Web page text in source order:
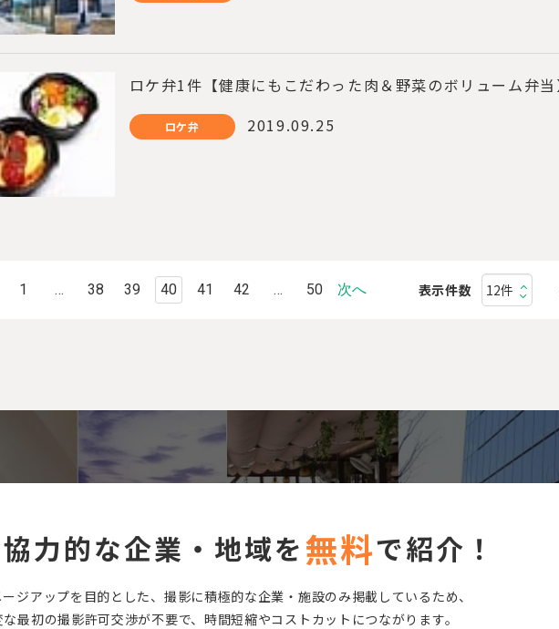
ロケ弁1件【健康にもこだわった肉＆野菜のボリューム弁
ロケ弁 2019.09.25
1 … 38 39 40 41 42 … 50 次へ 表示件数
力的な企業・地域を無料で紹介！
ジアップを目的とした、撮影に積極的な企業・施設のみ掲載しているため、
最初の撮影許可交渉が不要で、時間短縮やコストカットにつながります。